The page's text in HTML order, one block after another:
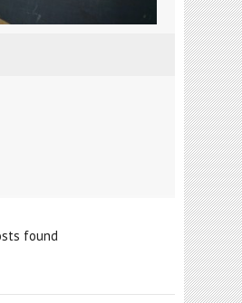
found